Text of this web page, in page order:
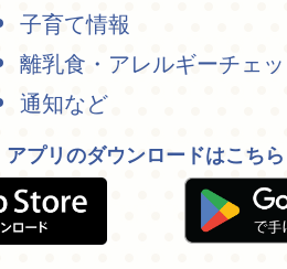
子育て情報
離乳食・アレルギーチェ
通知など
アプリのダウンロードはこちら